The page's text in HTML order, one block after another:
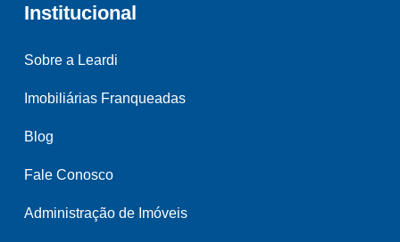
Institucional
Sobre a Leardi
Imobiliárias Franqueadas
Blog
Fale Conosco
Administração de Imóveis